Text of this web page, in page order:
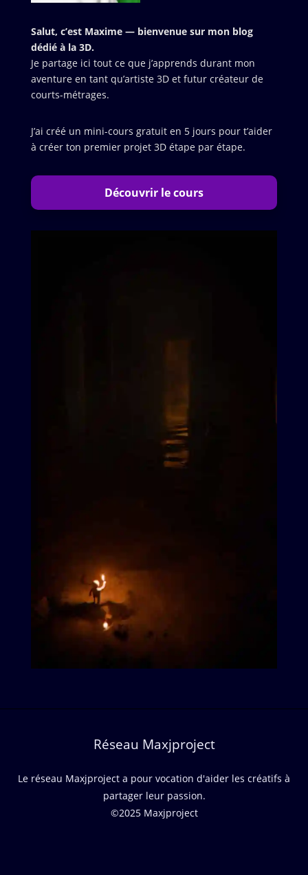
Salut, c’est Maxime — bienvenue sur mon blog
dédié à la 3D.
Je partage ici tout ce que j’apprends durant mon
aventure en tant qu’artiste 3D et futur créateur de
courts-métrages.
J’ai créé un mini-cours gratuit en 5 jours pour t’aider
à créer ton premier projet 3D étape par étape.
Découvrir le cours
Réseau Maxjproject
Le réseau Maxjproject a pour vocation d'aider les créatifs à
partager leur passion.
©2025 Maxjproject